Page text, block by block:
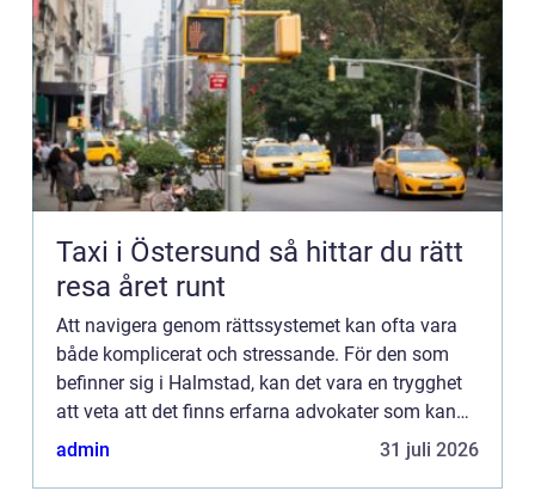
Taxi i Östersund så hittar du rätt
resa året runt
Att navigera genom rättssystemet kan ofta vara
både komplicerat och stressande. För den som
befinner sig i Halmstad, kan det vara en trygghet
att veta att det finns erfarna advokater som kan
erbjuda nödvändig vägledning...
admin 31 juli 2026